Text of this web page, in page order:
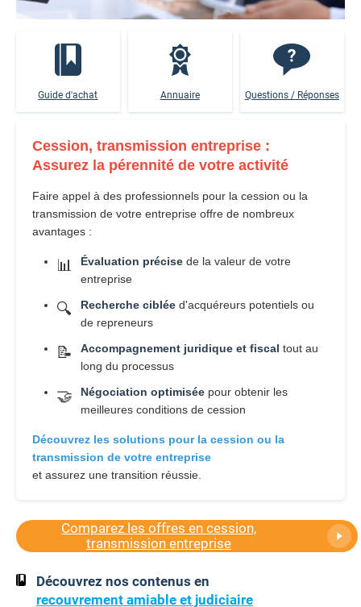
Guide d'achat Annuaire Questions / Réponses
Cession, transmission entreprise :
Assurez la pérennité de votre activité
Faire appel à des professionnels pour la cession ou la
transmission de votre entreprise offre de nombreux
avantages :
📊 Évaluation précise de la valeur de votre
entreprise
🔍 Recherche ciblée d'acquéreurs potentiels ou
de repreneurs
📝 Accompagnement juridique et fiscal tout au
long du processus
🤝 Négociation optimisée pour obtenir les
meilleures conditions de cession
Découvrez les solutions pour la cession ou la
transmission de votre entreprise
et assurez une transition réussie.
Comparez les offres en cession,
transmission entreprise
Découvrez nos contenus en
recouvrement amiable et judiciaire